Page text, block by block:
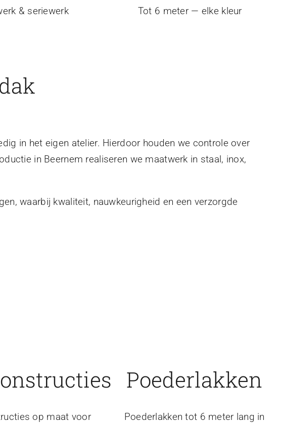
& seriewerk Tot 6 meter — elke kleur
in het eigen atelier. Hierdoor houden we controle over
in Beernem realiseren we maatwerk in staal, inox,
waarbij kwaliteit, nauwkeurigheid en een verzorgde
op maat voor
Poederlakken
Poederlakken tot 6 meter lang in